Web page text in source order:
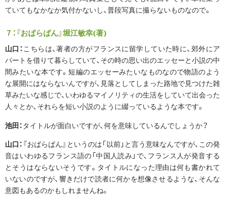
ていてもなかなか気付かないし、普段写真に撮らないものなので。
７：『おぱらぱん』堀江敏幸(著)
山口：こちらは、著者の方がフランスに留学していた時に、郊外にア
パートを借りて暮らしていて、その時の思い出のエッセーと小説の中
間みたいな本です。短編のエッセーみたいなものなので物語のよう
な展開にはならないんですが、見落としてしまった路地で見つけた雑
草みたいな感じで、いわゆるマイノリティの生活をしていて出会った
人々とか、それらを短い小説のように綴っているような本です。
池田： タイトルが面白いですが、何を意味しているんでしょうか？
山口： 『おぱらぱん』というのは「以前」と言う意味なんですが、この発
音はいわゆるフランス語の「中国人読み」で、フランス人が発音する
とそうはならないそうです。タイトルになった理由は何も書かれて
いないのですが、響きだけで読者に何かを想像させるような、そんな
意図もあるのかもしれませんね。